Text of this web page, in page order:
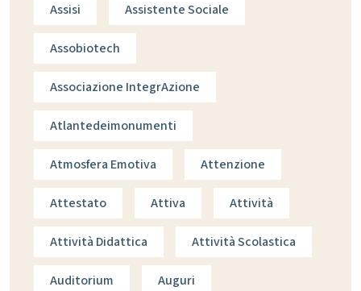
Assisi Assistente Sociale
Assobiotech
Associazione IntegrAzione
Atlantedeimonumenti
Atmosfera Emotiva Attenzione
Attestato Attiva Attività
Attività Didattica Attività Scolastica
Auditorium Auguri